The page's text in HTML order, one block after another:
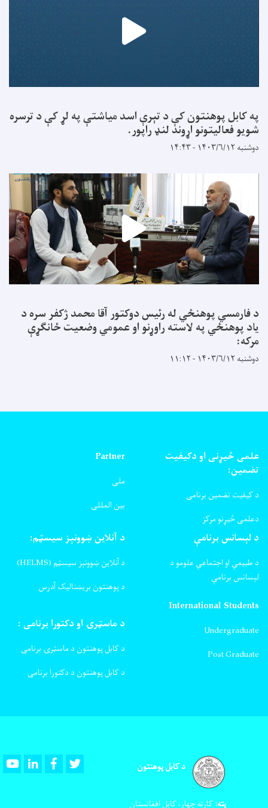
په کابل پوهنتون کې د تېرې اسد میاشتې په لړ کې د ترسره
شویو فعالیتونو اړوند لنډ راپور.
دوشنبه ۱۴۰۳/۶/۱۲ - ۱۴:۴۳
د فارمسي پوهنځي له رئیس دوکتور آقا محمد ژکفر سره د
یاد پوهنځي په لاسته راوړنو او عمومي وضعیت ځانګړې
مرکه:
دوشنبه ۱۴۰۳/۶/۱۲ - ۱۱:۱۲
علمی څیړنی او دکیفیت
تضمین:
د کیفیت تضمین برنامی
دعلمی څیړنو مرکز
Partner
ملی
بین المللی
د لېسانس برنامې
د طبیعي او اجتماعي علومو د
لېسانس برنامې
د آنلاین ښوونېز سیسټم:
د آنلاین ښوونېز سیسټم (HELMS)
د پوهنتون بریښنالیک آدرس
International Students
Undergraduate
Post Graduate
د ماسټرۍ او دکتورا برنامی :
د کابل پوهنتون د ماسټرۍ برنامی
د کابل پوهنتون د دکتورا برنامی
د کابل پوهنتون YoutubeLinkedInFacebook
پته: کارته چهار، کابل افغانستان